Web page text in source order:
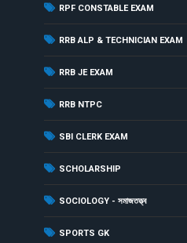
RPF CONSTABLE EXAM
RRB ALP & TECHNICIAN EXAM
RRB JE EXAM
RRB NTPC
SBI CLERK EXAM
SCHOLARSHIP
SOCIOLOGY - সমাজতত্ত্ব
SPORTS GK